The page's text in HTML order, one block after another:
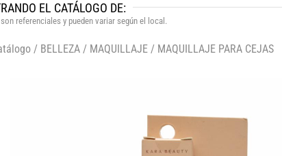
EL CATÁLOGO DE:
referenciales y pueden variar según el local.
/ BELLEZA / MAQUILLAJE / MAQUILLAJE PARA CEJAS